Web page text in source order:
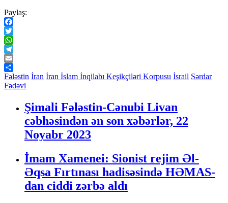
Paylaş:
Facebook
Twitter
WhatsApp
Telegram
Email
Share
Fələstin İran İran İslam İnqilabı Keşikçiləri Korpusu İsrail Sərdar
Fədəvi
Şimali Fələstin-Cənubi Livan
cəbhəsindən ən son xəbərlər, 22
Noyabr 2023
İmam Xamenei: Sionist rejim Əl-
Əqsa Fırtınası hadisəsində HƏMAS-
dan ciddi zərbə aldı